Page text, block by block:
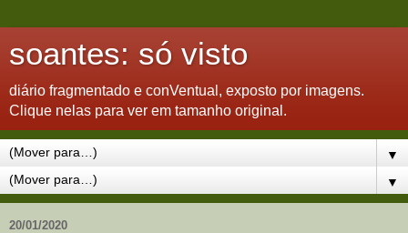
soantes: só visto
diário fragmentado e conVentual, exposto por imagens.
Clique nelas para ver em tamanho original.
▼
▼
20/01/2020